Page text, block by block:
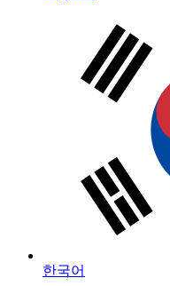
한국어